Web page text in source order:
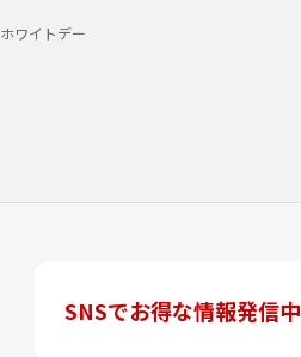
ホワイトデー
SNSでお得な情報発信中